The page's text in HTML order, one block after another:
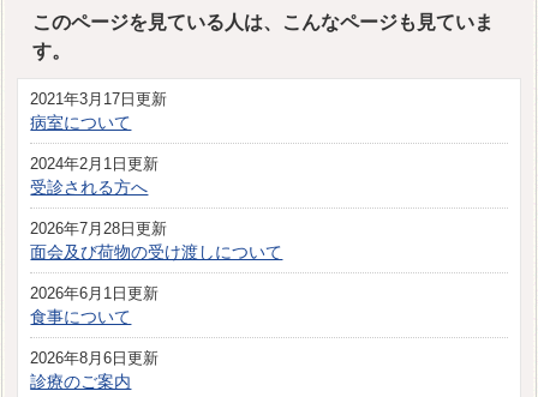
このページを見ている人は、こんなページも見ていま
す。
2021年3月17日更新
病室について
2024年2月1日更新
受診される方へ
2026年7月28日更新
面会及び荷物の受け渡しについて
2026年6月1日更新
食事について
2026年8月6日更新
診療のご案内